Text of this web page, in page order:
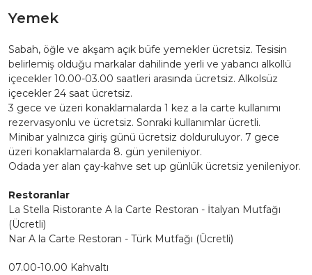
Yemek
Sabah, öğle ve akşam açık büfe yemekler ücretsiz. Tesisin
belirlemiş olduğu markalar dahilinde yerli ve yabancı alkollü
içecekler 10.00-03.00 saatleri arasında ücretsiz. Alkolsüz
içecekler 24 saat ücretsiz.
3 gece ve üzeri konaklamalarda 1 kez a la carte kullanımı
rezervasyonlu ve ücretsiz. Sonraki kullanımlar ücretli.
Minibar yalnızca giriş günü ücretsiz dolduruluyor. 7 gece
üzeri konaklamalarda 8. gün yenileniyor.
Odada yer alan çay-kahve set up günlük ücretsiz yenileniyor.
Restoranlar
La Stella Ristorante A la Carte Restoran - İtalyan Mutfağı
(Ücretli)
Nar A la Carte Restoran - Türk Mutfağı (Ücretli)
07.00-10.00 Kahvaltı